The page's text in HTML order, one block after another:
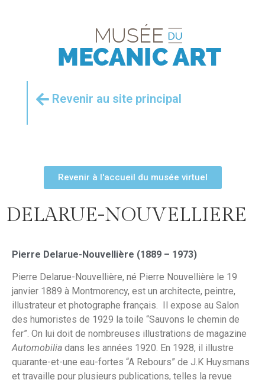
Revenir au site principal
Revenir à l'accueil du musée virtuel
DELARUE-NOUVELLIERE
Pierre Delarue-Nouvellière (1889 – 1973)
Pierre Delarue-Nouvellière, né Pierre Nouvellière le 19
janvier 1889 à Montmorency, est un architecte, peintre,
illustrateur et photographe français. Il expose au Salon
des humoristes de 1929 la toile “Sauvons le chemin de
fer”. On lui doit de nombreuses illustrations de magazine
Automobilia dans les années 1920. En 1928, il illustre
quarante-et-une eau-fortes “A Rebours” de J.K Huysmans
et travaille pour plusieurs publications, telles la revue